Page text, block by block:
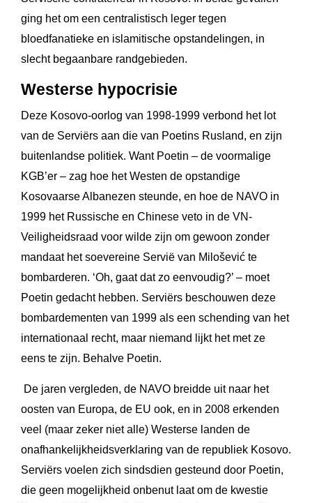
ging het om een centralistisch leger tegen
bloedfanatieke en islamitische opstandelingen, in
slecht begaanbare randgebieden.
Westerse hypocrisie
Deze Kosovo-oorlog van 1998-1999 verbond het lot
van de Serviërs aan die van Poetins Rusland, en zijn
buitenlandse politiek. Want Poetin – de voormalige
KGB’er – zag hoe het Westen de opstandige
Kosovaarse Albanezen steunde, en hoe de NAVO in
1999 het Russische en Chinese veto in de VN-
Veiligheidsraad voor wilde zijn om gewoon zonder
mandaat het soevereine Servië van Milošević te
bombarderen. ‘Oh, gaat dat zo eenvoudig?’ – moet
Poetin gedacht hebben. Serviërs beschouwen deze
bombardementen van 1999 als een schending van het
internationaal recht, maar niemand lijkt het met ze
eens te zijn. Behalve Poetin.
De jaren vergleden, de NAVO breidde uit naar het
oosten van Europa, de EU ook, en in 2008 erkenden
veel (maar zeker niet alle) Westerse landen de
onafhankelijkheidsverklaring van de republiek Kosovo.
Serviërs voelen zich sindsdien gesteund door Poetin,
die geen mogelijkheid onbenut laat om de kwestie